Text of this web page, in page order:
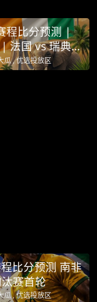
程比分预测 |
| 法国 vs 瑞典 |
瓜 , 优选投放区
比分预测 南非
赛首轮
瓜 , 优选投放区